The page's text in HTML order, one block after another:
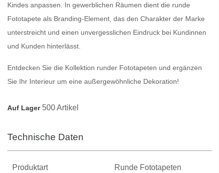
Kindes anpassen. In gewerblichen Räumen dient die runde
Fototapete als Branding-Element , das den Charakter der Marke
unterstreicht und einen unvergesslichen Eindruck bei Kundinnen
und Kunden hinterlässt.
Entdecken Sie die Kollektion runder Fototapeten und ergänzen
Sie Ihr Interieur um eine außergewöhnliche Dekoration!
Auf Lager 500 Artikel
Technische Daten
Produktart Runde Fototapeten